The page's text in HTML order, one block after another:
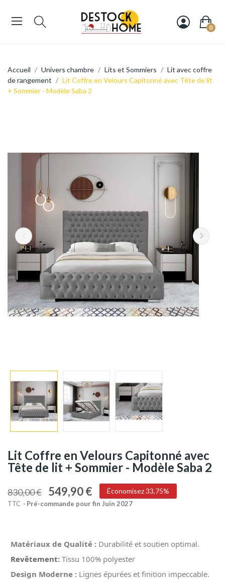
0
Accueil Univers chambre Lits et Sommiers
Lit avec coffre
de rangement
Lit Coffre en Velours Capitonné avec Tête de lit
+ Sommier - Modèle Saba 2
Lit Coffre en Velours Capitonné avec
Tête de lit + Sommier - Modèle Saba 2
830,00 € 549,90 € Économisez 33,75%
TTC Pré-commande pour fin Juin 2027
Matériaux de Qualité :Durabilité et soutien optimal.
Revêtement: Tissu 100% polyester
Design Moderne :Lignes épurées et finition impeccable.